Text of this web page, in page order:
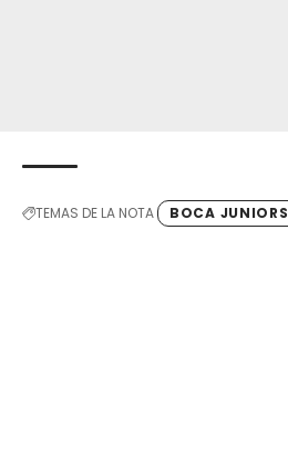
TEMAS DE LA NOTA BOCA JUNIORS